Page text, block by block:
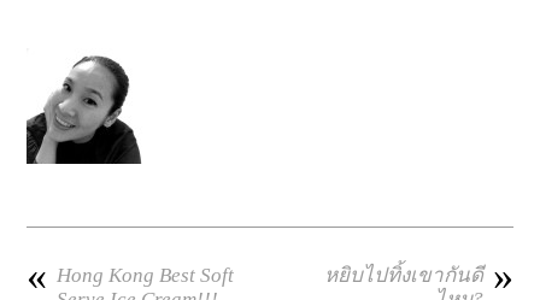
« Hong Kong Best Soft
»
หยิบไปทิ้งเขากันดี